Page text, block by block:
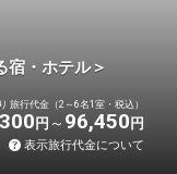
・ホテル＞
旅行代金（2～6名1室・税込）
円 96,450 円
表示旅行代金について